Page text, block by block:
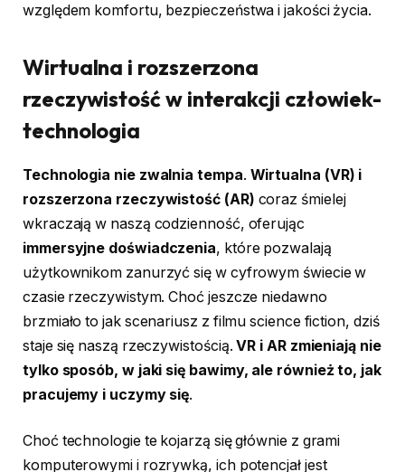
względem komfortu, bezpieczeństwa i jakości życia.
Wirtualna i rozszerzona
rzeczywistość w interakcji człowiek-
technologia
Technologia nie zwalnia tempa. Wirtualna (VR) i
rozszerzona rzeczywistość (AR) coraz śmielej
wkraczają w naszą codzienność, oferując
immersyjne doświadczenia, które pozwalają
użytkownikom zanurzyć się w cyfrowym świecie w
czasie rzeczywistym. Choć jeszcze niedawno
brzmiało to jak scenariusz z filmu science fiction, dziś
staje się naszą rzeczywistością.VR i AR zmieniają nie
tylko sposób, w jaki się bawimy, ale również to, jak
pracujemy i uczymy się.
Choć technologie te kojarzą się głównie z grami
komputerowymi i rozrywką, ich potencjał jest